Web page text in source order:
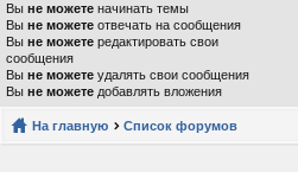
Вы не можете начинать темы
Вы не можете отвечать на сообщения
Вы не можете редактировать свои
сообщения
Вы не можете удалять свои сообщения
Вы не можете добавлять вложения
На главную Список форумов